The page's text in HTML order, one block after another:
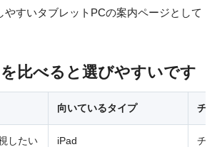
やすいタブレットPCの案内ページとして
比べると選びやすいです
向いているタイプ チ
したい iPad
チ